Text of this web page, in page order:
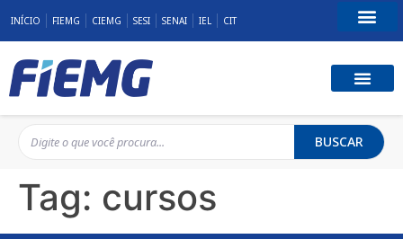
INÍCIO FIEMG CIEMG SESI SENAI IEL CIT
BUSCAR
Tag: cursos